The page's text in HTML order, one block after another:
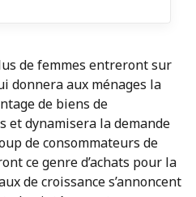
de femmes entreront sur
donnera aux ménages la
de biens de
et dynamisera la demande
de consommateurs de
ce genre d’achats pour la
de croissance s’annoncent